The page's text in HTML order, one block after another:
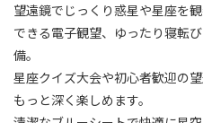
望遠鏡でじっくり惑星や星座を
できる電子観望、ゆったり寝転
備。
星座クイズ大会や初心者歓迎の
もっと深く楽しめます。